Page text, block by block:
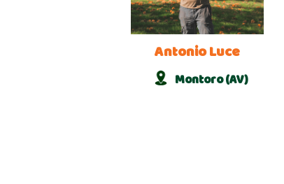
Antonio Luce
Montoro (AV)